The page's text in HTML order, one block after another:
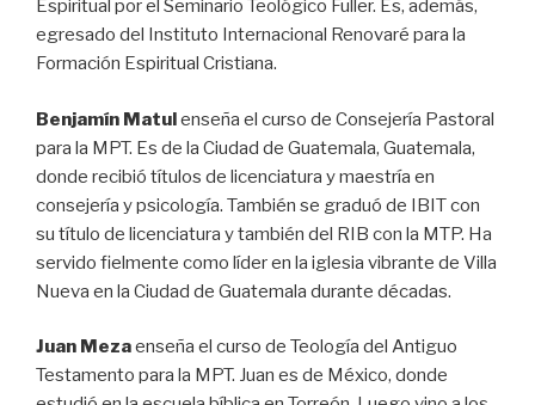
Espiritual por el Seminario Teológico Fuller. Es, además,
egresado del Instituto Internacional Renovaré para la
Formación Espiritual Cristiana.
Benjamín Matulenseña el curso de Consejería Pastoral
para la MPT. Es de la Ciudad de Guatemala, Guatemala,
donde recibió títulos de licenciatura y maestría en
consejería y psicología. También se graduó de IBIT con
su título de licenciatura y también del RIB con la MTP. Ha
servido fielmente como líder en la iglesia vibrante de Villa
Nueva en la Ciudad de Guatemala durante décadas.
Juan Mezaenseña el curso de Teología del Antiguo
Testamento para la MPT. Juan es de México, donde